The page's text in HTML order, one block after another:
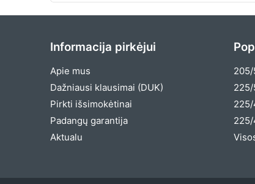
Informacija pirkėjui
Apie mus
Dažniausi klausimai (DUK)
Pirkti išsimokėtinai
Padangų garantija
Aktualu
205/
225/
225/
225/